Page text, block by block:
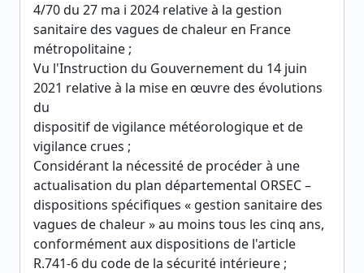
4/70 du 27 ma i 2024 relative à la gestion
sanitaire des vagues de chaleur en France
métropolitaine ;
Vu l'Instruction du Gouvernement du 14 juin
2021 relative à la mise en œuvre des évolutions
du
dispositif de vigilance météorologique et de
vigilance crues ;
Considérant la nécessité de procéder à une
actualisation du plan départemental ORSEC –
dispositions spécifiques « gestion sanitaire des
vagues de chaleur » au moins tous les cinq ans,
conformément aux dispositions de l'article
R.741-6 du code de la sécurité intérieure ;